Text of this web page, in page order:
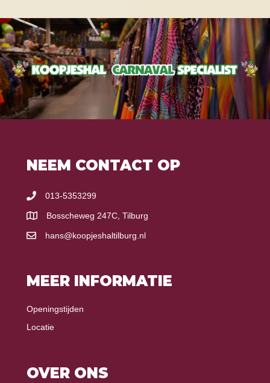
NEEM CONTACT OP
013-5353299
Bosscheweg 247C, Tilburg
hans@koopjeshaltilburg.nl
MEER INFORMATIE
Openingstijden
Locatie
OVER ONS